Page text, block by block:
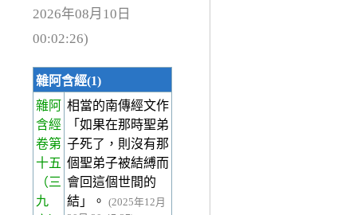
2026年08月10日
00:02:26)
雜阿含經(1)
雜阿
含經
卷第
十五
（三
九
相當的南傳經文作
「如果在那時聖弟
子死了，則沒有那
個聖弟子被結縛而
會回這個世間的
結」。
(2025年12月